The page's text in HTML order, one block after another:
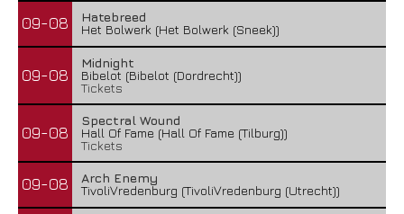
09-08
Hatebreed
Het Bolwerk (Het Bolwerk (Sneek))
09-08
Midnight
Bibelot (Bibelot (Dordrecht))
Tickets
09-08
Spectral Wound
Hall Of Fame (Hall Of Fame (Tilburg))
Tickets
09-08
Arch Enemy
TivoliVredenburg (TivoliVredenburg (Utrecht))